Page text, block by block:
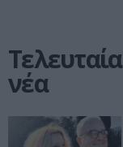
Τελευταία
νέα